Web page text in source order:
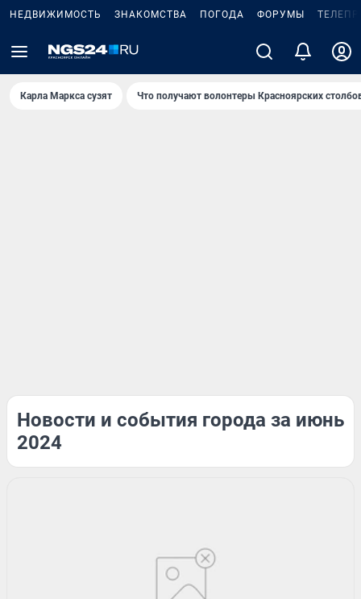
НЕДВИЖИМОСТЬ ЗНАКОМСТВА ПОГОДА ФОРУМЫ
Карла Маркса сузят Что получают волонтеры Красноярских
Новости и события города за июнь
2024